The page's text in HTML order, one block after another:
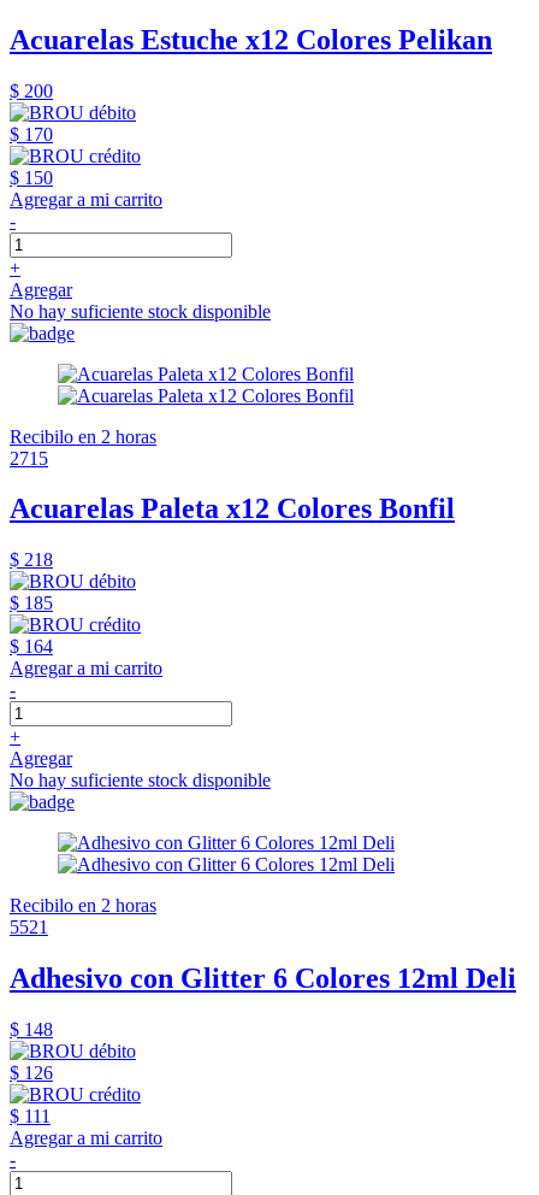
Acuarelas Estuche x12 Colores Pelikan
$ 200
$ 170
$ 150
Agregar a mi carrito
-
+
Agregar
No hay suficiente stock disponible
Recibilo en 2 horas
2715
Acuarelas Paleta x12 Colores Bonfil
$ 218
$ 185
$ 164
Agregar a mi carrito
-
+
Agregar
No hay suficiente stock disponible
Recibilo en 2 horas
5521
Adhesivo con Glitter 6 Colores 12ml Deli
$ 148
$ 126
$ 111
Agregar a mi carrito
-